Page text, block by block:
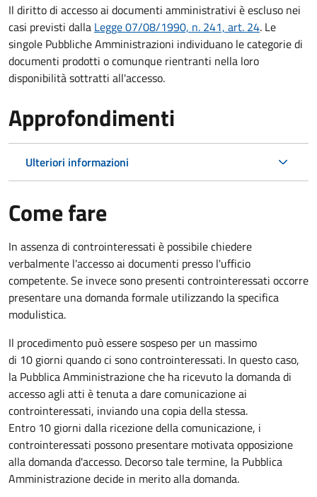
Il diritto di accesso ai documenti amministrativi è escluso nei
casi previsti dalla Legge 07/08/1990, n. 241, art. 24. Le
singole Pubbliche Amministrazioni individuano le categorie di
documenti prodotti o comunque rientranti nella loro
disponibilità sottratti all'accesso.
Approfondimenti
Ulteriori informazioni
Come fare
In assenza di controinteressati è possibile chiedere
verbalmente l'accesso ai documenti presso l'ufficio
competente. Se invece sono presenti controinteressati occorre
presentare una domanda formale utilizzando la specifica
modulistica.
Il procedimento può essere sospeso per un massimo
di 10 giorni quando ci sono controinteressati. In questo caso,
la Pubblica Amministrazione che ha ricevuto la domanda di
accesso agli atti è tenuta a dare comunicazione ai
controinteressati, inviando una copia della stessa.
Entro 10 giorni dalla ricezione della comunicazione, i
controinteressati possono presentare motivata opposizione
alla domanda d'accesso. Decorso tale termine, la Pubblica
Amministrazione decide in merito alla domanda.